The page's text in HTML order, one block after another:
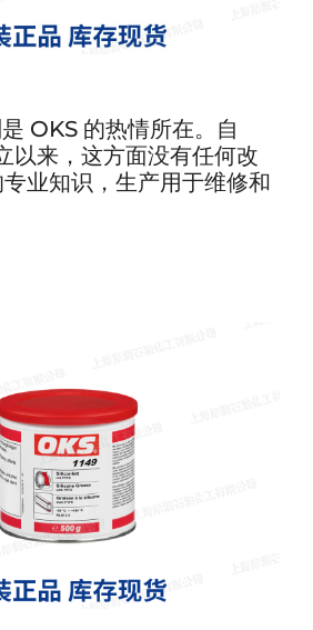
OKS 的热情所在。自
以来，这方面没有任何改
业知识，生产用于维修和